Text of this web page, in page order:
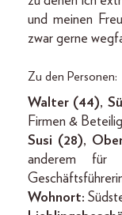
und meinen
zwar gerne
Zu den Personen:
Walter (44),
Firmen &
Susi (28),
anderem für
Wohnort: